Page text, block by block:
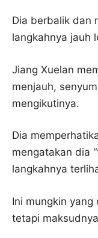
Dia berbalik dan
langkahnya jauh
Jiang Xuelan
menjauh,
mengikutinya.
Dia
mengatakan dia
langkahnya
Ini mungkin yang
tetapi maksudnya